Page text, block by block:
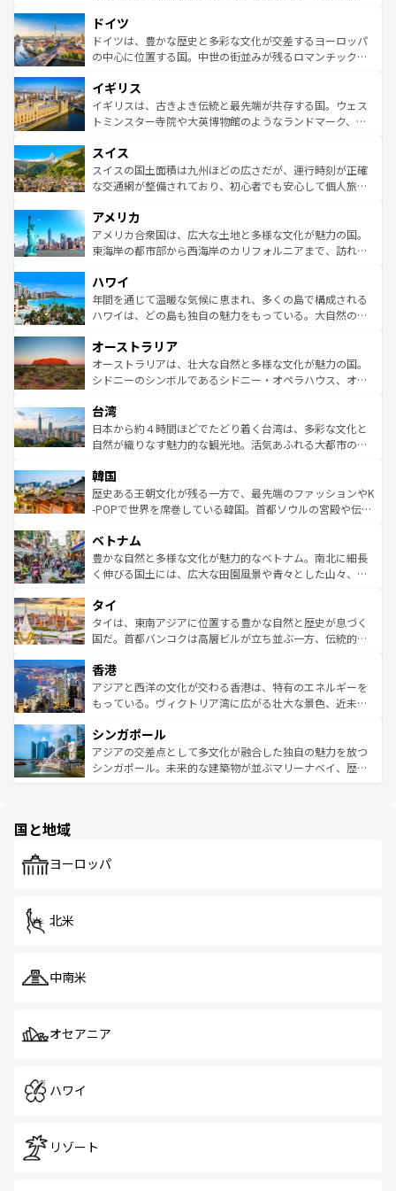
せる。地方によって風土や気候が異なるスペインはその個
性で訪れる人を魅了する。 なお、新着のスペイン情報は コ
ンテンツ一覧を参照してほしい。
で、幅広い魅力が詰まっている。華麗な宮殿、歴史的な大
聖堂、美しいビーチ、そして豊かな自然が、訪れる者を心
から魅了する。また、フランスは美食の国としても知ら
いる。シャンパンの発祥地であるランス、プロヴァンスの
香り高いラベンダー畑など、多彩な楽しみ方が可能だ。さ
らに、パリ以外の地域にも魅力が溢れており、どの街角に
れる地方に足を運ぶとそれぞれで全く異なる文化を体験で
きるだろう。 なお、新着のフランス情報はコンテンツ一覧
を参照してほしい。
ドイツ
ドイツは、豊かな歴史と多彩な文化が交差するヨーロッパ
の中心に位置する国。中世の街並みが残るロマンチック街
顔を持つこの国は、どこを歩いても飽きることがない。ベ
ルリンの文化的活気、バイエルン州のアルプスの絶景、そ
してライン川沿いのワイン畑といった風景は必見。ビール
は、お酒好きな人にはぜひ体験してほしい。 なお、新着の
ドイツ情報はコンテンツ一覧を参照してほしい。
イギリス
イギリスは、古きよき伝統と最先端が共存する国。ウェス
トミンスター寺院や大英博物館のようなランドマーク、歴
リアごとに異なる魅力がある。また、優雅なアフタヌーン
ティー、ビール好きにはたまらない英国パブ、サッカー観
戦など、本場だからこそできる体験も豊富。イギリスを旅
ンツ一覧を参照してほしい。
スイス
スイスの国土面積は九州ほどの広さだが、運行時刻が正確
な交通網が整備されており、初心者でも安心して個人旅行
の建物がそのまま残る町や、スイスならではのユニークな
博物館もあり、アルプス観光だけでなく町歩きも満喫する
ことができる。国民の所得が高いため物価も高いが、旅行
ば市内交通費無料で観光を楽しむこともできる。 なお、新
着のスイス情報はコンテンツ一覧 を参照してほしい。
アメリカ
アメリカ合衆国は、広大な土地と多様な文化が魅力の国。
東海岸の都市部から西海岸のカリフォルニアまで、訪れる
のような巨大都市は、観光、ショッピング、エンターテイ
ンメントが詰まった刺激的なスポットだ。一方、アメリカ
西部には大自然が広がり、グランドキャニオンやイエロー
部のニューオーリンズでは、音楽と美食が融合した独特の
文化が魅力。旅行者はアメリカの各地域で異なる魅力を楽
しみながら、その多様性と豊かな歴史を感じることができ
ならではの贅沢な旅のスタイルだ。 なお、新着のアメリカ
情報はコンテンツ一覧を参照してほしい。
ハワイ
年間を通じて温暖な気候に恵まれ、多くの島で構成される
ハワイは、どの島も独自の魅力をもっている。大自然の神
ワイ島は見逃せない。また、定番の観光地といえばオアフ
島だが、静かな自然を求めるならマウイ島やカウアイ島が
おすすめ。エメラルドグリーンに輝く海をはじめ、豊かな
れるおもてなしの心で訪れる人々を迎えてくれるハワイの
人々、おいしいローカルフードやハワイアンミュージッ
ク、伝統的なフラダンスなど、すべてがハワイの魅力を彩
ワイを、存分に味わってほしい。 なお、新着のハワイ情報
はコンテンツ一覧を参照してほしい。
オーストラリア
オーストラリアは、壮大な自然と多様な文化が魅力の国。
シドニーのシンボルであるシドニー・オペラハウス、オー
リアリーフや大陸中央部にそびえるウルル（エアーズロッ
ク）、タスマニアの美しい原生林やケアンズの熱帯雨林な
ど、見どころがたくさん。また、カフェやワイン、オージ
いる。アクティビティも充実しており、サーフィンやダイ
ビング、ハイキングなど、アウトドア好きにはたまらな
い。オーストラリアの多彩な魅力を存分に味わいつくそ
参照してほしい。
台湾
日本から約４時間ほどでたどり着く台湾は、多彩な文化と
自然が織りなす魅力的な観光地。活気あふれる大都市の台
ン）、静ひつな山岳地帯である台湾東部など、都市の喧騒
と山間の静けさが共存しており、訪れる人に新しい発見と
驚きをもたらしてくれる。また、奥深い台湾の食文化も魅
容にもいいと評判のスイーツなど、バラエティ豊かな料理
が味わえる。 なお、新着の台湾情報は コンテンツ一覧を参
照してほしい。
韓国
歴史ある王朝文化が残る一方で、最先端のファッションやK
-POPで世界を席巻している韓国。首都ソウルの宮殿や伝統
き、地方に足を延ばせば四季折々の自然美を楽しむことが
できる。そして、キムチや焼肉、絶品のストリートフード
まで、さまざまな韓国料理が待っている。夜には、韓国な
リティに包まれながら、韓国の多彩な魅力を心ゆくまで味
わってみてほしい。 なお、新着の韓国情報はコンテンツ一
覧を参照してほしい。
ベトナム
豊かな自然と多様な文化が魅力的なベトナム。南北に細長
く伸びる国土には、広大な田園風景や青々とした山々、世
急速な発展と共に伝統が息づく。ハノイの古い町並みやホ
ーチミン市のフランス統治時代の建物も、独特の雰囲気を
醸し出している。また、バラエティの豊かさとおいしさで
とつ。フォーやバインミー、ベトナムコーヒーなどは、ぜ
ひ現地で味わいたい。どの地域を訪れてもあたたかい人々
が旅行者を迎えてくれるので、きっと忘れられない旅にな
参照してほしい。
タイ
タイは、東南アジアに位置する豊かな自然と歴史が息づく
国だ。首都バンコクは高層ビルが立ち並ぶ一方、伝統的な
の活気が交差している。北部ではチェンマイなどの山岳地
帯で自然と触れ合い、南部ではプーケットやクラビの美し
いビーチでリゾート気分を楽しむことができる。タイ料理
激する。気候は一年中温暖で、どの季節にも異なる楽しみ
が待っている。親しみやすいタイの人々、仏教を中心とし
た文化、そして多様な観光資源が、訪れる旅人を魅了し続
香港
アジアと西洋の文化が交わる香港は、特有のエネルギーを
もっている。ヴィクトリア湾に広がる壮大な景色、近未来
み、どこを訪れても感動するはず。観光スポットが密集し
ており、効率よく見どころを回れるのも魅力。息をのむよ
うな絶景から文化的な体験まで、香港を存分に楽しみ尽く
シンガポール
アジアの交差点として多文化が融合した独自の魅力を放つ
シンガポール。未来的な建築物が並ぶマリーナベイ、歴史
で、ホーカーズは地元の風情を楽しめる外せないスポット
国と地域
ヨーロッパ
北米
中南米
オセアニア
ハワイ
リゾート